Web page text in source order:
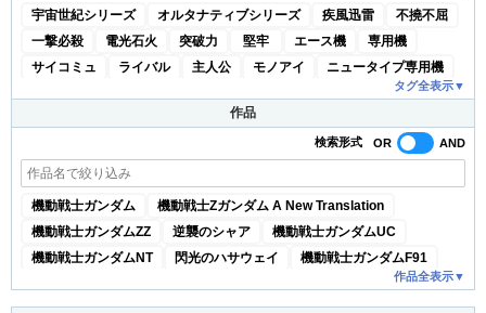
宇宙世紀シリーズ オルタナティブシリーズ 疾風迅雷
不撓不屈
一撃必殺
電光石火 突破力 堅牢 エース機
専用機
サイコミュ
ライバル 主人公 モノアイ
ニュータイプ専用機
地球連邦軍(AGE)
地球圏統一連合
ジオン公国軍
ネオ・ジオン
マフティー
各国代表 明鏡止水
デビルガンダム軍団
モビル・トレース・システム
Wシリーズ
オペレーション・メテオ
ゼロシステム
OZ サンクキングダム
ホワイトファング
タグ全表示▼
作品
検索形式
機動戦士ガンダム
機動戦士Zガンダム A New Translation
機動戦士ガンダムZZ
逆襲のシャア
機動戦士ガンダムUC
機動戦士ガンダムNT
閃光のハサウェイ
機動戦士ガンダムF91
新機動戦記ガンダムW Endless Waltz
機動新世紀ガンダムX
作品全表示▼